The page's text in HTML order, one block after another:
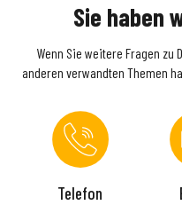
Sie haben
Wenn Sie weitere Fragen zu
anderen verwandten Themen
Telefon